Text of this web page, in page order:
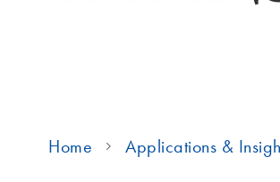
Home Applications &